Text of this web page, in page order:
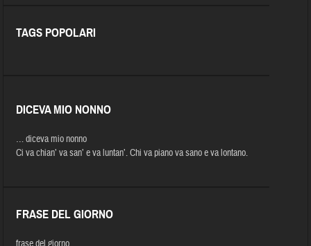
TAGS POPOLARI
DICEVA MIO NONNO
… diceva mio nonno
Ci va chian’ va san’ e va luntan’. Chi va piano va sano e va lontano.
FRASE DEL GIORNO